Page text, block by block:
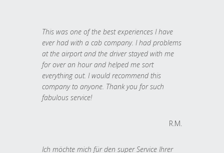
This was one of the best experiences I have
ever had with a cab company. I had problems
at the airport and the driver stayed with me
for over an hour and helped me sort
everything out. I would recommend this
company to anyone. Thank you for such
fabulous service!
R.M.
Ich möchte mich für den super Service Ihrer